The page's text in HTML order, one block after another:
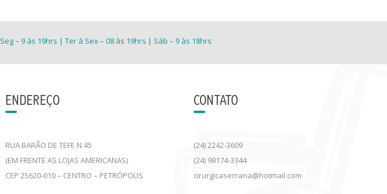
Seg – 9 às 19hrs | Ter à Sex – 08 às 19hrs | Sáb – 9 às 18hrs
ENDEREÇO
RUA BARÃO DE TEFE N 45
(EM FRENTE AS LOJAS AMERICANAS)
CEP 25620-010 – CENTRO – PETRÓPOLIS
CONTATO
(24) 2242-3609
(24) 98174-3344
cirurgicaserrana@hotmail.com